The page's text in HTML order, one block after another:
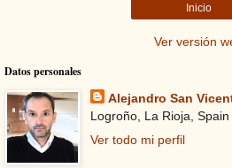
Inicio
Ver versión
Datos personales
Alejandro San
Logroño, La Rioja, Spain
Ver todo mi perfil